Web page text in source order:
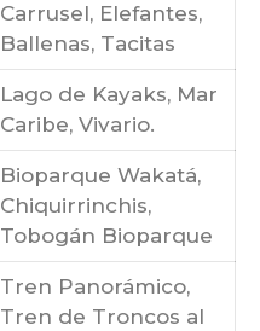
Carrusel, Elefantes,
Ballenas, Tacitas
Lago de Kayaks, Mar
Caribe, Vivario.
Bioparque Wakatá,
Chiquirrinchis,
Tobogán Bioparque
Tren Panorámico,
Tren de Troncos al